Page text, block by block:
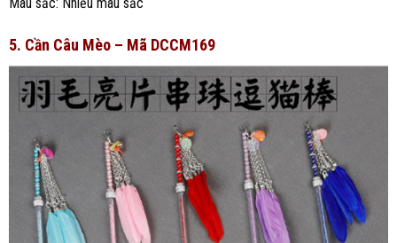
5. Cần Câu Mèo – Mã DCCM169